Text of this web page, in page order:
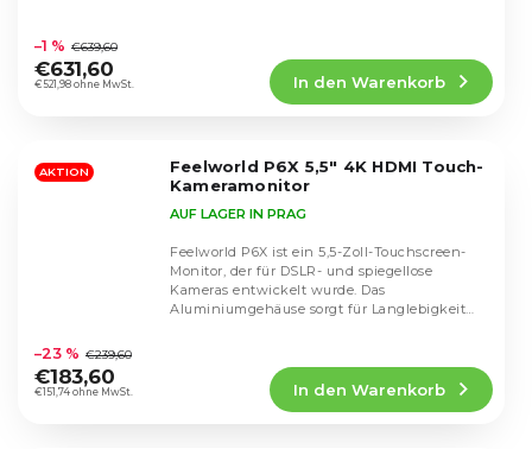
durchschnittliche
Produktbewertung
ist
Sternen.
€521,98 ohne MwSt.
–1 % €639,60
€631,60
In den Warenkorb
AKTION
Feelworld P6X 5,5" 4K HDMI Touch-
Kameramonitor
durchschnittliche
Produktbewertung
ist
AUF LAGER IN PRAG
€151,74 ohne MwSt.
–23 % €239,60
€183,60
In den Warenkorb
Feelworld P6X ist ein 5,5-Zoll-Touchscreen-
Monitor, der für DSLR- und spiegellose
Kameras entwickelt wurde. Das
Aluminiumgehäuse sorgt für Langlebigkeit